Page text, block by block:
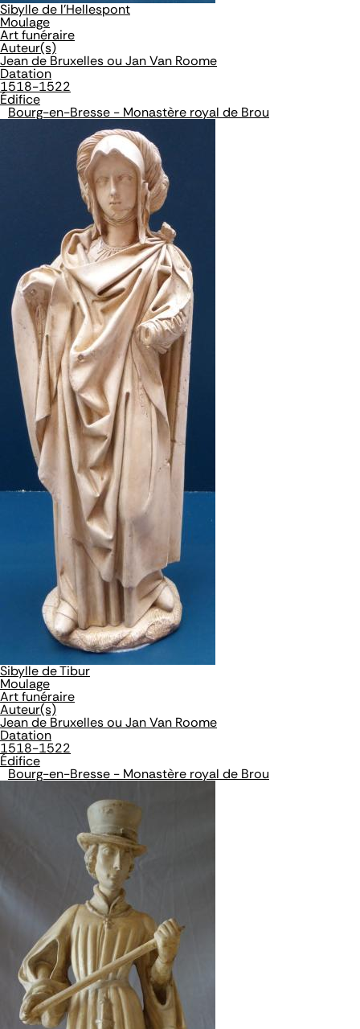
Sibylle de l'Hellespont
Moulage
Art funéraire
Auteur(s)
Jean de Bruxelles ou Jan Van Roome
Datation
1518-1522
Édifice
Bourg-en-Bresse - Monastère royal de Brou
Sibylle de Tibur
Moulage
Art funéraire
Auteur(s)
Jean de Bruxelles ou Jan Van Roome
Datation
1518-1522
Édifice
Bourg-en-Bresse - Monastère royal de Brou